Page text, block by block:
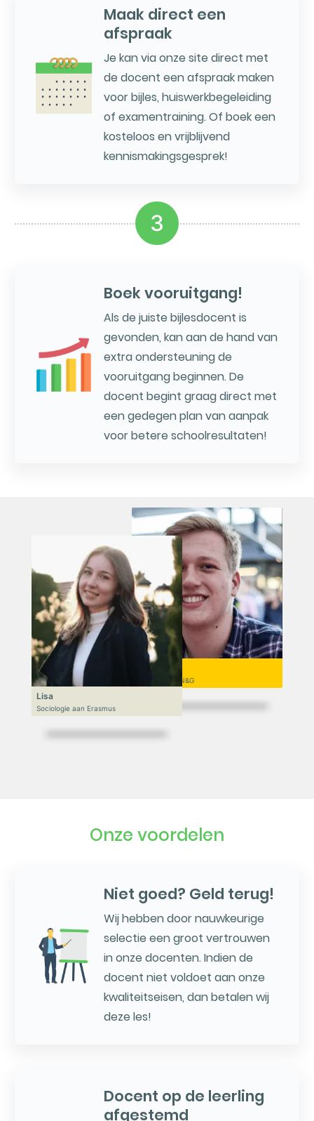
Maak direct een
afspraak
Je kan via onze site direct met
de docent een afspraak maken
voor bijles, huiswerkbegeleiding
of examentraining. Of boek een
kosteloos en vrijblijvend
kennismakingsgesprek!
3
Boek vooruitgang!
Als de juiste bijlesdocent is
gevonden, kan aan de hand van
extra ondersteuning de
vooruitgang beginnen. De
docent begint graag direct met
een gedegen plan van aanpak
voor betere schoolresultaten!
Niek
VWO 6, N&T/N&G
Lisa
Sociologie aan Erasmus
Onze voordelen
Niet goed? Geld terug!
Wij hebben door nauwkeurige
selectie een groot vertrouwen
in onze docenten. Indien de
docent niet voldoet aan onze
kwaliteitseisen, dan betalen wij
deze les!
Docent op de leerling
afgestemd